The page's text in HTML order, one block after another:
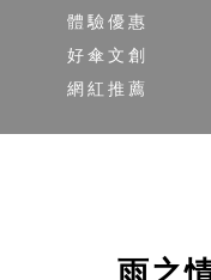
體驗優惠
好傘文創
網紅推薦
雨之